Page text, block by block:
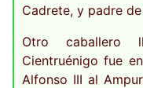
Cadrete, y padre
Otro caballero
Cientruénigo fue
Alfonso III al